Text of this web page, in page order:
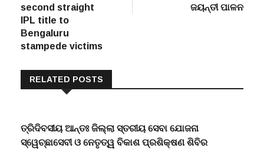
second straight
IPL title to
Bengaluru
stampede victims
ଜୟନ୍ତୀ ପାଳନ
RELATED POSTS
ତ୍ରିଦିବସୀୟ ଆନ୍ତଃ ଜିଲ୍ଲା ସ୍ତରୀୟ ସେବା ଯୋଜନା
ସ୍ୱେଚ୍ଛାସେବୀ ଓ ନେତୃତ୍ୱ ବିକାଶ ପ୍ରଶିକ୍ଷଣ ଶିବିର